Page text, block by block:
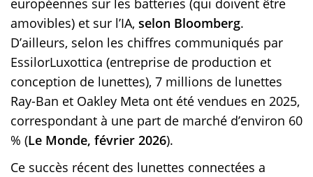
européennes sur les batteries (qui doivent être
amovibles) et sur l’IA, selon Bloomberg.
D’ailleurs, selon les chiffres communiqués par
EssilorLuxottica (entreprise de production et
conception de lunettes), 7 millions de lunettes
Ray-Ban et Oakley Meta ont été vendues en 2025,
correspondant à une part de marché d’environ 60
% (Le Monde, février 2026).
Ce succès récent des lunettes connectées a